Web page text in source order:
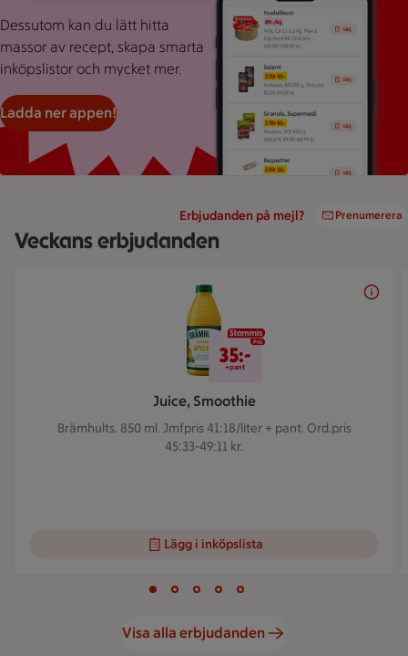
Dessutom kan du lätt hitta
massor av recept, skapa smarta
inköpslistor och mycket mer.
Ladda ner appen!
Erbjudanden på mejl? Prenumerera
Veckans erbjudanden
Bildspel med 5 bilder.
Juice, Smoothie
Brämhults. 850 ml. Jmfpris 41:18/liter + pant. Ord.pris
45:33-49:11 kr.
Pris kan inte visas.
35:-
+pant
Lägg i inköpslista
Bild 1 av 5
Bild 2 av 5
Bild 3 av 5Bild 4 av 5
Visa alla erbjudanden